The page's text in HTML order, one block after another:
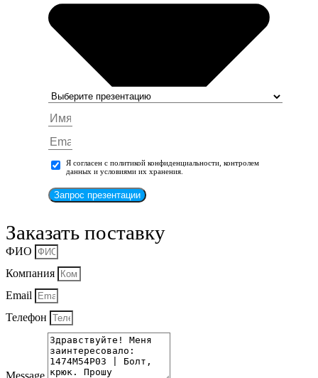
Я согласен с политикой конфиденциальности, контролем
данных и условиями их хранения.
Запрос презентации
Заказать поставку
ФИО
Компания
Email
Телефон
Message